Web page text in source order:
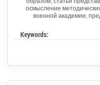
осмысление
военной академии,
Keywords: